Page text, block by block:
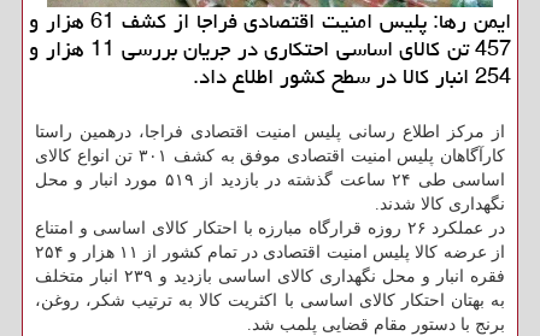
ایمن رها: پلیس امنیت اقتصادی فراجا از کشف 61 هزار و
457 تن کالای اساسی احتکاری در جریان بررسی 11 هزار و
254 انبار کالا در سطح کشور اطلاع داد.
از مرکز اطلاع رسانی پلیس امنیت اقتصادی فراجا، درهمین راستا
کارآگاهان پلیس امنیت اقتصادی موفق به کشف ۳۰۱ تن انواع کالای
اساسی طی ۲۴ ساعت گذشته در بازدید از ۵۱۹ مورد انبار و محل
نگهداری کالا شدند.
در عملکرد ۲۶ روزه قرارگاه مبارزه با احتکار کالای اساسی و امتناع
از عرضه کالا پلیس امنیت اقتصادی در تمام کشور از ۱۱ هزار و ۲۵۴
فقره انبار و محل نگهداری کالای اساسی بازدید و ۲۳۹ انبار متخلف
به بهتان احتکار کالای اساسی با اکثریت کالا به ترتیب شکر، روغن،
برنج با دستور مقام قضایی پلمب شد.